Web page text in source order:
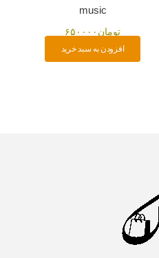
music
تومان ۶۵۰۰۰۰
افزودن به سبد خرید